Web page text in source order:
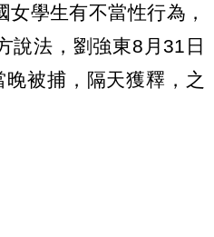
學生有不當性行為，
說法，劉強東8月31日
被捕，隔天獲釋，之